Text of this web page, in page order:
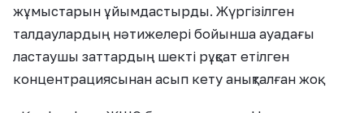
жұмыстарын ұйымдастырды. Жүргізілген
талдаулардың нәтижелері бойынша ауадағы
ластаушы заттардың шекті рұқсат етілген
концентрациясынан асып кету анықталған жоқ.